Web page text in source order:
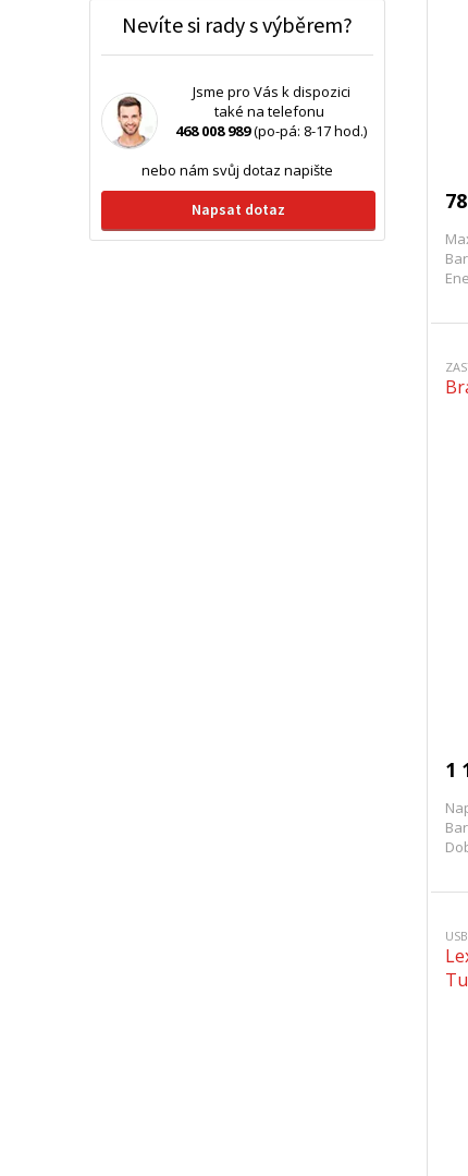
1
Nevíte si rady s výběrem?
Jsme pro Vás k dispozici
také na telefonu
468 008 989(po-pá: 8-17 hod.)
nebo nám svůj dotaz napište
Napsat dotaz